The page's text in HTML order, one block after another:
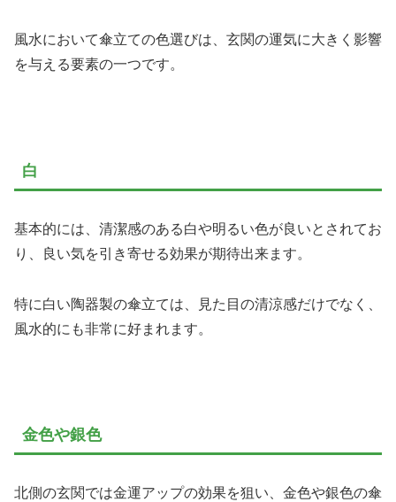
風水において傘立ての色選びは、玄関の運気に大きく影響
を与える要素の一つです。
白
基本的には、清潔感のある白や明るい色が良いとされてお
り、良い気を引き寄せる効果が期待出来ます。
特に白い陶器製の傘立ては、見た目の清涼感だけでなく、
風水的にも非常に好まれます。
金色や銀色
北側の玄関では金運アップの効果を狙い、金色や銀色の傘